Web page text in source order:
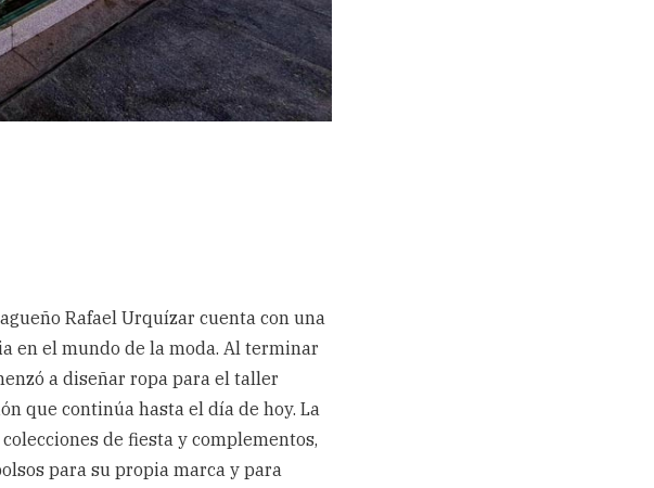
Rafael Urquízar cuenta con una
en el mundo de la moda. Al terminar
a diseñar ropa para el taller
que continúa hasta el día de hoy. La
de fiesta y complementos,
para su propia marca y para